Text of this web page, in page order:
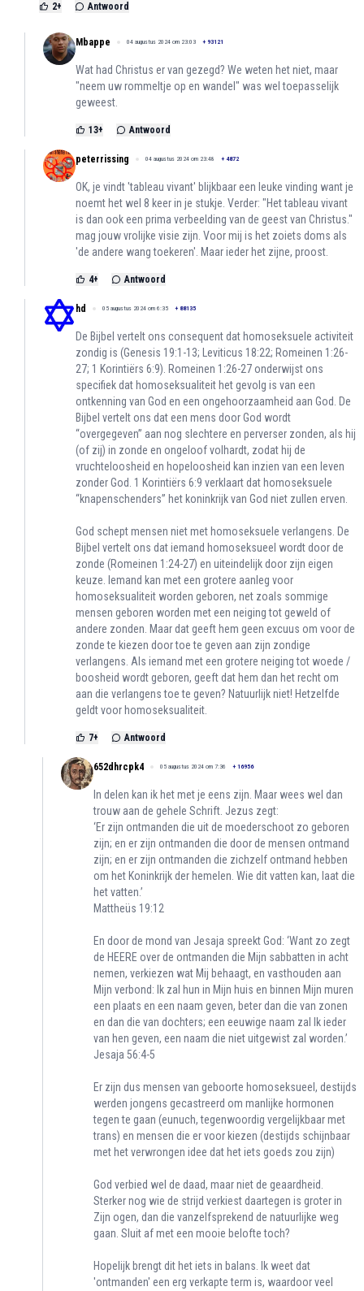
2+ Antwoord
Mbappe 04 augustus 2024 om 23:03 + 93121
Wat had Christus er van gezegd? We weten het niet, maar
"neem uw rommeltje op en wandel" was wel toepasselijk
geweest.
13+ Antwoord
peterrissing 04 augustus 2024 om 23:48 + 4872
OK, je vindt 'tableau vivant' blijkbaar een leuke vinding want je
noemt het wel 8 keer in je stukje. Verder: "Het tableau vivant
is dan ook een prima verbeelding van de geest van Christus."
mag jouw vrolijke visie zijn. Voor mij is het zoiets doms als
'de andere wang toekeren'. Maar ieder het zijne, proost.
4+ Antwoord
hd 05 augustus 2024 om 6:35 + 88135
De Bijbel vertelt ons consequent dat homoseksuele activiteit
zondig is (Genesis 19:1-13; Leviticus 18:22; Romeinen 1:26-
27; 1 Korintiërs 6:9). Romeinen 1:26-27 onderwijst ons
specifiek dat homoseksualiteit het gevolg is van een
ontkenning van God en een ongehoorzaamheid aan God. De
Bijbel vertelt ons dat een mens door God wordt
“overgegeven” aan nog slechtere en perverser zonden, als hij
(of zij) in zonde en ongeloof volhardt, zodat hij de
vruchteloosheid en hopeloosheid kan inzien van een leven
zonder God. 1 Korintiërs 6:9 verklaart dat homoseksuele
“knapenschenders” het koninkrijk van God niet zullen erven.
God schept mensen niet met homoseksuele verlangens. De
Bijbel vertelt ons dat iemand homoseksueel wordt door de
zonde (Romeinen 1:24-27) en uiteindelijk door zijn eigen
keuze. Iemand kan met een grotere aanleg voor
homoseksualiteit worden geboren, net zoals sommige
mensen geboren worden met een neiging tot geweld of
andere zonden. Maar dat geeft hem geen excuus om voor de
zonde te kiezen door toe te geven aan zijn zondige
verlangens. Als iemand met een grotere neiging tot woede /
boosheid wordt geboren, geeft dat hem dan het recht om
aan die verlangens toe te geven? Natuurlijk niet! Hetzelfde
geldt voor homoseksualiteit.
7+ Antwoord
652dhrcpk4 05 augustus 2024 om 7:36 + 16956
In delen kan ik het met je eens zijn. Maar wees wel dan
trouw aan de gehele Schrift. Jezus zegt:
‘Er zijn ontmanden die uit de moederschoot zo geboren
zijn; en er zijn ontmanden die door de mensen ontmand
zijn; en er zijn ontmanden die zichzelf ontmand hebben
om het Koninkrijk der hemelen. Wie dit vatten kan, laat die
het vatten.’
‭‭Mattheüs‬ ‭19‬:‭12‬ ‭
En door de mond van Jesaja spreekt God: ‘Want zo zegt
de HEERE over de ontmanden die Mijn sabbatten in acht
nemen, verkiezen wat Mij behaagt, en vasthouden aan
Mijn verbond: Ik zal hun in Mijn huis en binnen Mijn muren
een plaats en een naam geven, beter dan die van zonen
en dan die van dochters; een eeuwige naam zal Ik ieder
van hen geven, een naam die niet uitgewist zal worden.’
‭‭Jesaja‬ ‭56‬:‭4‬-‭5‬ ‭
Er zijn dus mensen van geboorte homoseksueel, destijds
werden jongens gecastreerd om manlijke hormonen
tegen te gaan (eunuch, tegenwoordig vergelijkbaar met
trans) en mensen die er voor kiezen (destijds schijnbaar
met het verwrongen idee dat het iets goeds zou zijn)
God verbied wel de daad, maar niet de geaardheid.
Sterker nog wie de strijd verkiest daartegen is groter in
Zijn ogen, dan die vanzelfsprekend de natuurlijke weg
gaan. Sluit af met een mooie belofte toch?
Hopelijk brengt dit het iets in balans. Ik weet dat
'ontmanden' een erg verkapte term is, waardoor veel